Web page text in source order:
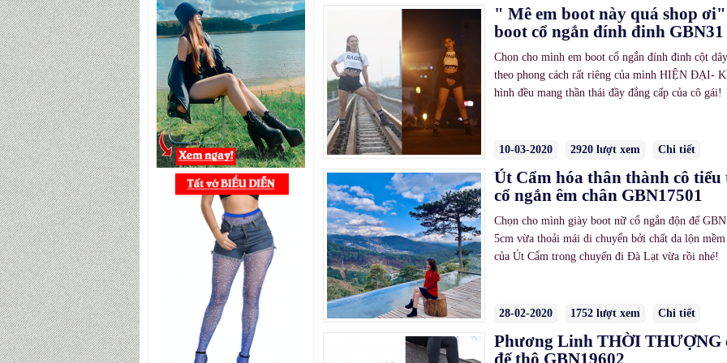
" Mê em boot này quá shop
boot cổ ngắn đính đinh GBN31
Chọn cho mình em boot cổ ngắn đính đinh cột
theo phong cách rất riêng của mình HIỆN ĐẠI-
hình đều mang thần thái đầy đẳng cấp của cô gái!
10-03-2020 2920 lượt xem Chi tiết
Út Cẩm hóa thân thành cô
cổ ngắn êm chân GBN17501
Chọn cho mình giày boot nữ cổ ngắn độn đế
5cm vừa thoải mái di chuyển bởi chất da lộn
của Út Cẩm trong chuyến đi Đà Lạt vừa rồi nhé!
28-02-2020 1752 lượt xem Chi tiết
Phương Linh THỜI THƯỢNG
đế thô GBN19602